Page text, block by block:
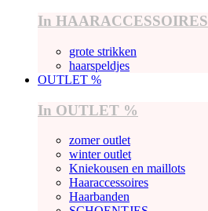
In HAARACCESSOIRES
grote strikken
haarspeldjes
OUTLET %
In OUTLET %
zomer outlet
winter outlet
Kniekousen en maillots
Haaraccessoires
Haarbanden